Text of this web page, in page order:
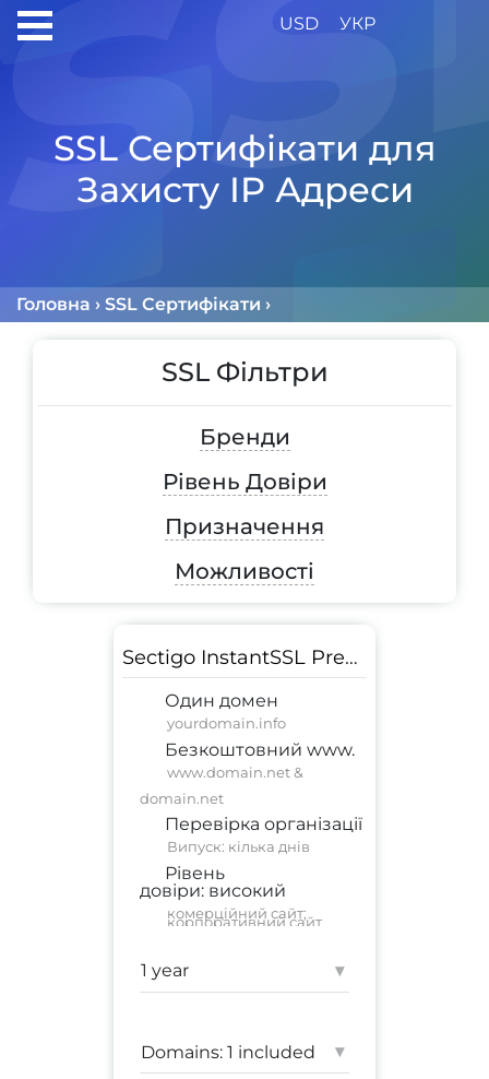
USD УКР
SSL Сертифікати для
Захисту IP Адреси
Головна › SSL Сертифікати ›
SSL Фільтри
Бренди
Рівень Довіри
Призначення
Можливості
Sectigo InstantSSL Premium
Один домен
yourdomain.info
Безкоштовний www.
www.domain.net &
domain.net
Перевірка організації
Випуск: кілька днів
Рівень
довіри: високий
комерційний сайт;
корпоративний сайт
▾
▾